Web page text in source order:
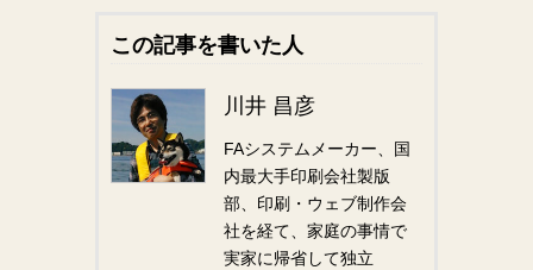
この記事を書いた人
川井 昌彦
FAシステムメーカー、国
内最大手印刷会社製版
部、印刷・ウェブ制作会
社を経て、家庭の事情で
実家に帰省して独立